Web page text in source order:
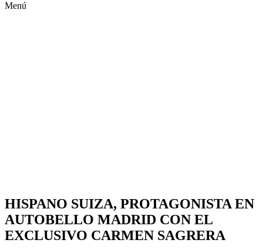
Menú
HISPANO SUIZA, PROTAGONISTA EN
AUTOBELLO MADRID CON EL
EXCLUSIVO CARMEN SAGRERA